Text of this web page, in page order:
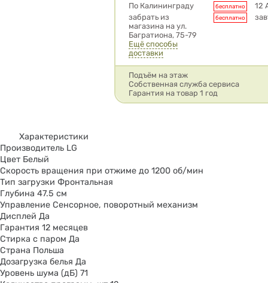
Условия доставки
По Калининграду бесплатно
12
забрать из
магазина на ул.
Багратиона, 75-79
бесплатно
Ещё способы
доставки
Подъём на этаж
Собственная служба сервиса
Гарантия на товар 1 год
Характеристики
Производитель LG
Цвет Белый
Скорость вращения при отжиме до 1200 об/мин
Тип загрузки Фронтальная
Глубина 47.5 см
Управление Сенсорное, поворотный механизм
Дисплей Да
Гарантия 12 месяцев
Стирка с паром Да
Страна Польша
Дозагрузка белья Да
Уровень шума (дБ) 71